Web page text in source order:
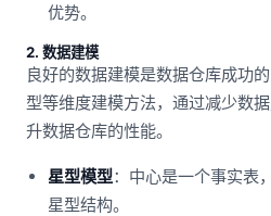
优势。
2. 数据建模
良好的数据建模是数据仓库成功
型等维度建模方法，通过减少数
升数据仓库的性能。
星型模型：中心是一个事实表
星型结构。